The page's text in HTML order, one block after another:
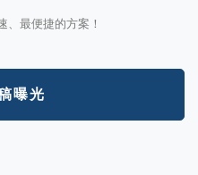
最便捷的方案！
曝光